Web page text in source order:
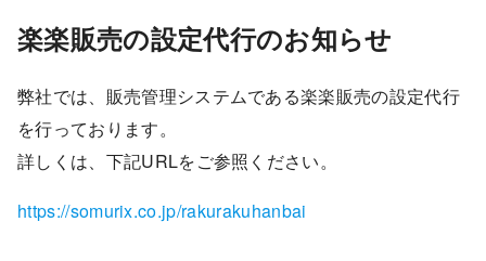
楽楽販売の設定代行のお知らせ
弊社では、販売管理システムである楽楽販売の設定代行
を行っております。
詳しくは、下記URLをご参照ください。
https://somurix.co.jp/rakurakuhanbai